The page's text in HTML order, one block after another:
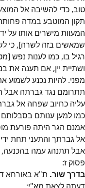
טוב, כדי להשיבה אל
תקון המוטבע במדה
המעוות מישרים אותו על
שמאשים בזה לשרה], כי
רגיל בו, כמו לענות נפש
ושתיית יין, אם תענה את
מפני. להיות נכנע לשמוע
תתרומם נגד גברתה אבל
עליה כחיוב שפחה אל
כמו למען ענותם
אמנם הגר היתה פורעת
אל גברתך והתעני תחת
אבל תתנהג עמה בהכנעה,
פסוק ז:
בדרך שור. ת"א באורחא